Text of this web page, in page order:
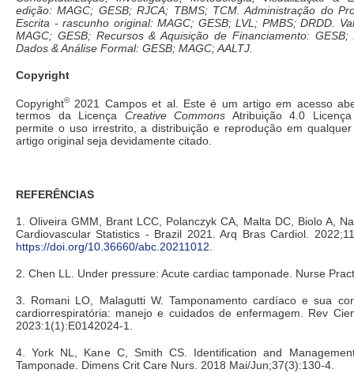
edição: MAGC; GESB; RJCA; TBMS; TCM. Administração do
Escrita - rascunho original: MAGC; GESB; LVL; PMBS; DRDD.
MAGC; GESB; Recursos & Aquisição de Financiamento: GESB;
Dados & Análise Formal: GESB; MAGC; AALTJ.
Copyright
Copyright©2021 Campos et al. Este é um artigo em acesso
termos da Licença Creative Commons Atribuição 4.0
permite o uso irrestrito, a distribuição e reprodução em
artigo original seja devidamente citado.
REFERÊNCIAS
1. Oliveira GMM, Brant LCC, Polanczyk CA, Malta DC, Biolo A,
Cardiovascular Statistics - Brazil 2021. Arq Bras Cardiol.
https://doi.org/10.36660/abc.20211012.
2. Chen LL. Under pressure: Acute cardiac tamponade. Nurse
3. Romani LO, Malagutti W. Tamponamento cardíaco e sua
cardiorrespiratória: manejo e cuidados de enfermagem. Rev
2023:1(1):E0142024-1.
4. York NL, Kane C, Smith CS. Identification and
Tamponade. Dimens Crit Care Nurs. 2018 Mai/Jun;37(3):130-4.